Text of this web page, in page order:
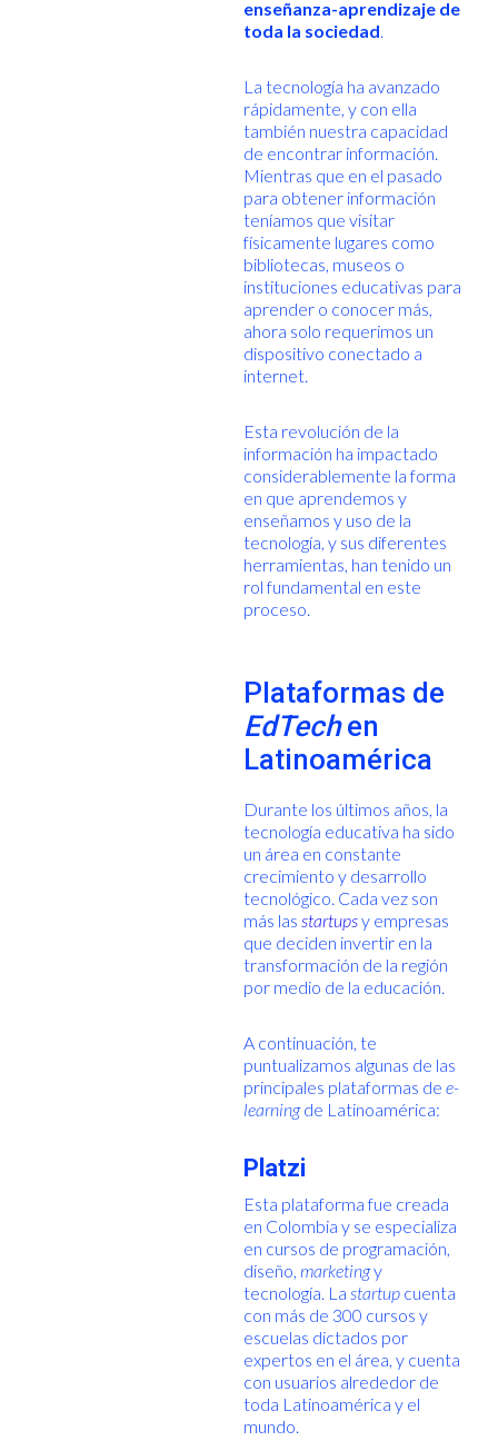
enseñanza-aprendizaje de
toda la sociedad.
La tecnología ha avanzado
rápidamente, y con ella
también nuestra capacidad
de encontrar información.
Mientras que en el pasado
para obtener información
teníamos que visitar
físicamente lugares como
bibliotecas, museos o
instituciones educativas para
aprender o conocer más,
ahora solo requerimos un
dispositivo conectado a
internet.
Esta revolución de la
información ha impactado
considerablemente la forma
en que aprendemos y
enseñamos y uso de la
tecnología, y sus diferentes
herramientas, han tenido un
rol fundamental en este
proceso.
Plataformas de
EdTechen
Latinoamérica
Durante los últimos años, la
tecnología educativa ha sido
un área en constante
crecimiento y desarrollo
tecnológico. Cada vez son
más las startupsy empresas
que deciden invertir en la
transformación de la región
por medio de la educación.
A continuación, te
puntualizamos algunas de las
principales plataformas de e-
learningde Latinoamérica:
Platzi
Esta plataforma fue creada
en Colombia y se especializa
en cursos de programación,
diseño, marketingy
tecnología. La startupcuenta
con más de 300 cursos y
escuelas dictados por
expertos en el área, y cuenta
con usuarios alrededor de
toda Latinoamérica y el
mundo.